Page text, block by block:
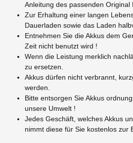
Anleitung des passenden Original
Zur Erhaltung einer langen
Dauerladen sowie das Laden
Entnehmen Sie die Akkus dem
Zeit nicht benutzt wird !
Wenn die Leistung merklich
zu ersetzen.
Akkus dürfen nicht verbrannt,
werden.
Bitte entsorgen Sie Akkus
unsere Umwelt !
Jedes Geschäft, welches Akkus
nimmt diese für Sie kostenlos zur